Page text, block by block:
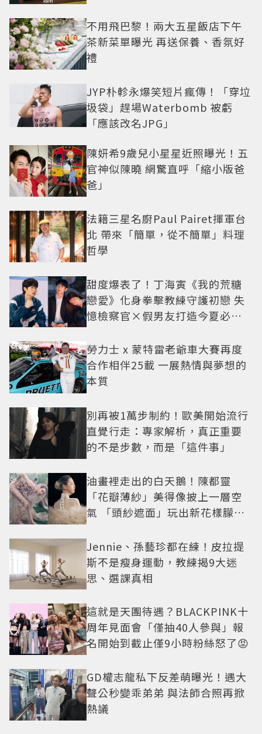
不用飛巴黎！兩大五星飯店下午
茶新菜單曝光 再送保養、香氛好
禮
JYP朴軫永爆笑短片瘋傳！「穿垃
圾袋」趕場Waterbomb 被虧
「應該改名JPG」
陳妍希9歲兒小星星近照曝光！五
官神似陳曉 網驚直呼「縮小版爸
爸」
法籍三星名廚Paul Pairet揮軍台
北 帶來「簡單，從不簡單」料理
哲學
甜度爆表了！丁海寅《我的荒糖
戀愛》化身拳擊教練守護初戀 失
憶檢察官×假男友打造今夏必看
勞力士 x 蒙特雷老爺車大賽再度
合作相伴25載 一展熱情與夢想的
本質
別再被1萬步制約！歐美開始流行
直覺行走：專家解析，真正重要
的不是步數，而是「這件事」
油畫裡走出的白天鵝！陳都靈
「花瓣薄紗」美得像披上一層空
氣 「頭紗遮面」玩出新花樣朦朧
Jennie、孫藝珍都在練！皮拉提
斯不是瘦身運動，教練揭9大迷
思、選課真相
這就是天團待遇？BLACKPINK十
周年見面會「僅抽40人參與」報
名開始到截止僅9小時粉絲怒了😡
GD權志龍私下反差萌曝光！遇大
聲公秒變乖弟弟 與法師合照再掀
熱議